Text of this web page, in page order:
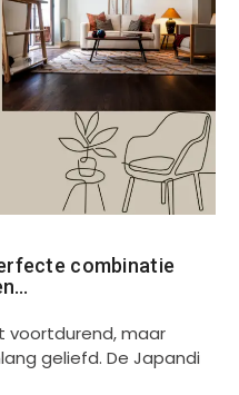
combinatie
voortdurend, maar
geliefd. De Japandi